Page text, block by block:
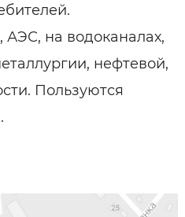
на водоканалах,
нефтевой,
Пользуются